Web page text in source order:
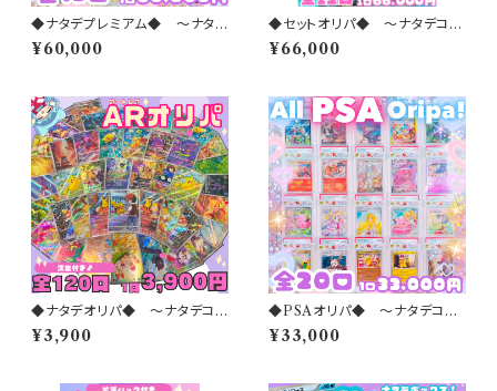
◆ナタデプレミアム◆ 〜ナタデ
ココオリパ 2026 vol.38〜
¥60,000
◆セットオリパ◆ 〜ナタデココ
オリパ 2026 vol.48〜
¥66,000
◆ナタデオリパ◆ 〜ナタデココ
オリパ 2026 vol.46〜
¥3,900
◆PSAオリパ◆ 〜ナタデココ
オリパ 2026 vol.45〜
¥33,000